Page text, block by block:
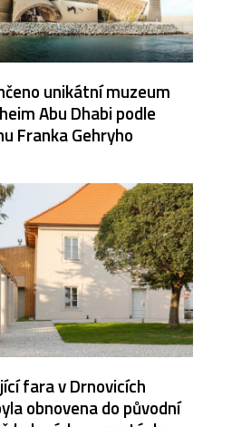
unikátní muzeum
Abu Dhabi podle
Franka Gehryho
fara v Drnovicích
obnovena do původní